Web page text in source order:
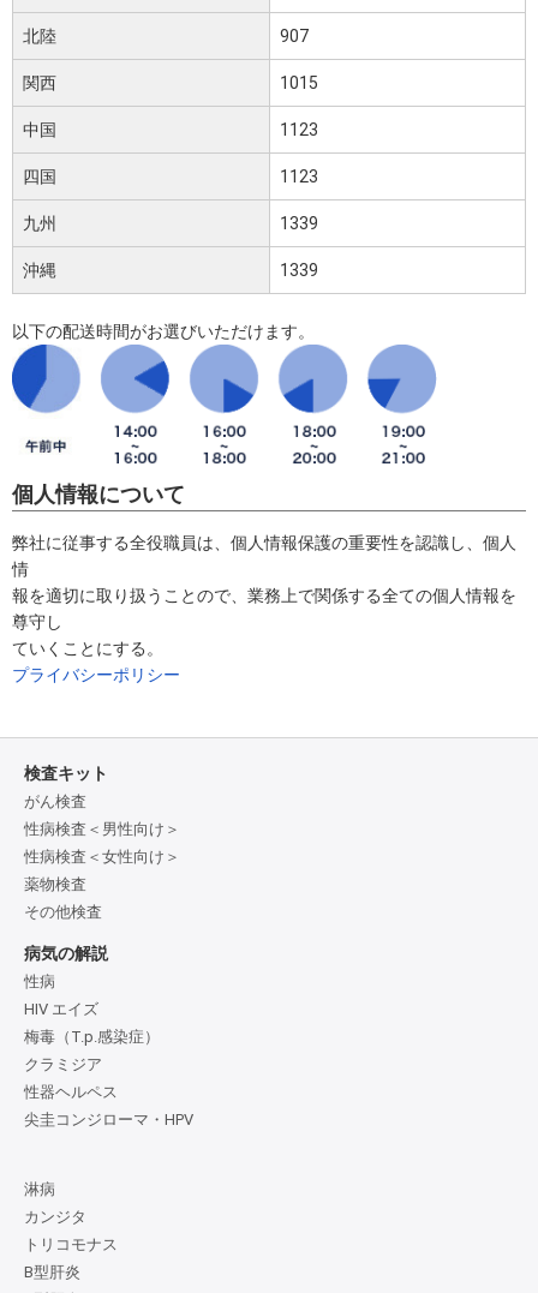
北陸
関西
中国
四国
九州
沖縄
907
1015
1123
1123
1339
1339
以下の配送時間がお選びいただけます。
個人情報について
弊社に従事する全役職員は、個人情報保護の重要性を認識し、個人
情
報を適切に取り扱うことので、業務上で関係する全ての個人情報を
尊守し
ていくことにする。
プライバシーポリシー
検査キット
がん検査
性病検査＜男性向け＞
性病検査＜女性向け＞
薬物検査
その他検査
病気の解説
性病
HIV エイズ
梅毒（T.p.感染症）
クラミジア
性器ヘルペス
尖圭コンジローマ・HPV
淋病
カンジタ
トリコモナス
B型肝炎